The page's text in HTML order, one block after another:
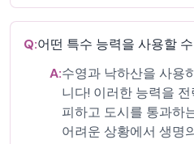
Q:어떤 특수 능력을 사용할
A:수영과 낙하산을 사용
니다! 이러한 능력을
피하고 도시를 통과하
어려운 상황에서 생명